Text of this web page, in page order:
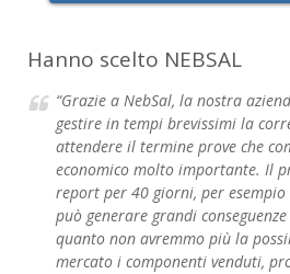
Hanno scelto NEBSAL
“Grazie a NebSal, la nostra
gestire in tempi brevissimi la
attendere il termine prove che
economico molto importante. Il
report per 40 giorni, per
può generare grandi
quanto non avremmo più la
mercato i componenti venduti,